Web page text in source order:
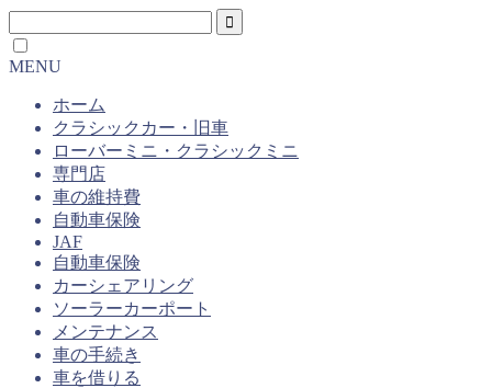
MENU
ホーム
クラシックカー・旧車
ローバーミニ・クラシックミニ
専門店
車の維持費
自動車保険
JAF
自動車保険
カーシェアリング
ソーラーカーポート
メンテナンス
車の手続き
車を借りる